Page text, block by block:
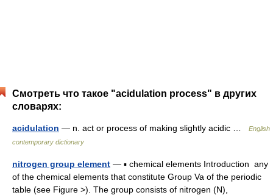
Смотреть что такое "acidulation process" в других
словарях:
acidulation — n. act or process of making slightly acidic …
English
contemporary dictionary
nitrogen group element — ▪ chemical elements Introduction any
of the chemical elements that constitute Group Va of the periodic
table (see Figure >). The group consists of nitrogen (N),